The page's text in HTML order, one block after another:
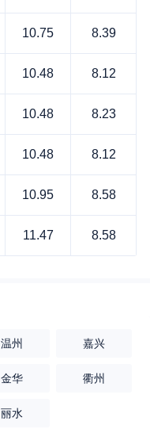
10.75 8.39
10.48 8.12
10.48 8.23
10.48 8.12
10.95 8.58
11.47 8.58
温州 嘉兴
金华 衢州
丽水